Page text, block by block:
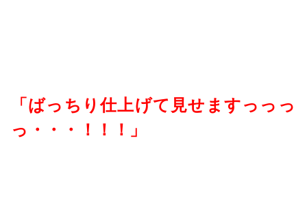
「ばっちり仕上げて見せますっっっ
っ・・・！！！」